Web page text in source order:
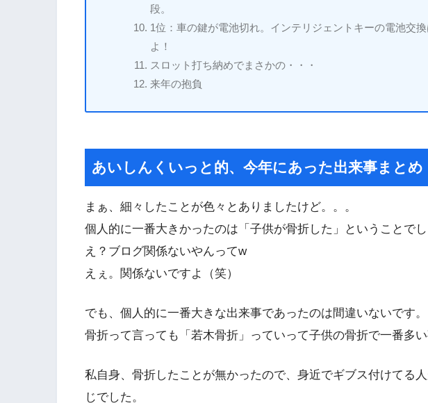
段。
1位：車の鍵が電池切れ。インテリジェントキーの電池交
よ！
スロット打ち納めでまさかの・・・
来年の抱負
あいしんくいっと的、今年にあった出来事まとめ
まぁ、細々したことが色々とありましたけど。。。
個人的に一番大きかったのは「子供が骨折した」ということでし
え？ブログ関係ないやんってw
えぇ。関係ないですよ（笑）
でも、個人的に一番大きな出来事であったのは間違いないです。
骨折って言っても「若木骨折」っていって子供の骨折で一番多い
私自身、骨折したことが無かったので、身近でギブス付けてる
じでした。